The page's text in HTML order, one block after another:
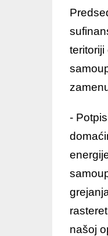
-
našoj